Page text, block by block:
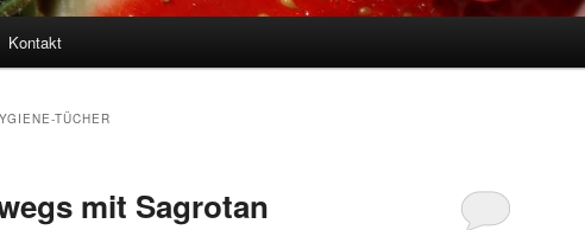
Kontakt
TÜCHER
mit Sagrotan